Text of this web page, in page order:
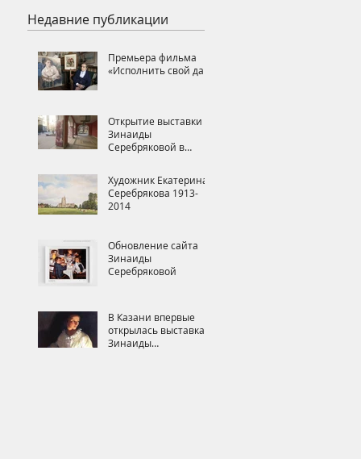
Недавние публикации
Премьера фильма
«Исполнить свой дар»
Открытие выставки
Зинаиды
Серебряковой в
Художник Екатерина
Серебрякова 1913-
2014
Обновление сайта
Зинаиды
Серебряковой
В Казани впервые
открылась выставка
Зинаиды